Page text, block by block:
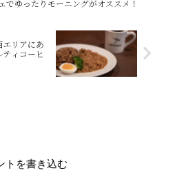
でゆったりモーニングがオススメ！
エリアにあ
ィコーヒ
トを書き込む